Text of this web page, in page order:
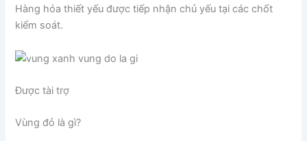
Hàng hóa thiết yếu được tiếp nhận chủ yếu tại các chốt
kiểm soát.
Được tài trợ
Vùng đỏ là gì?